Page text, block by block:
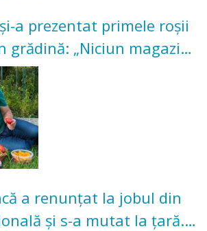
a prezentat primele roșii
grădină: „Niciun magazin
această satisfacție”
a renunțat la jobul din
și s-a mutat la țară.